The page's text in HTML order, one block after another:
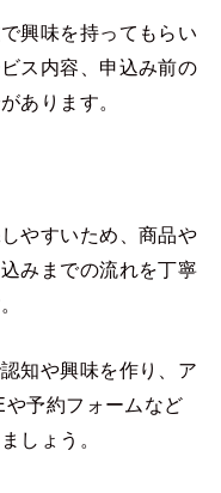
興味を持ってもらい
ス内容、申込み前の
あります。
やすいため、商品や
みまでの流れを丁寧
知や興味を作り、ア
や予約フォームなど
しょう。